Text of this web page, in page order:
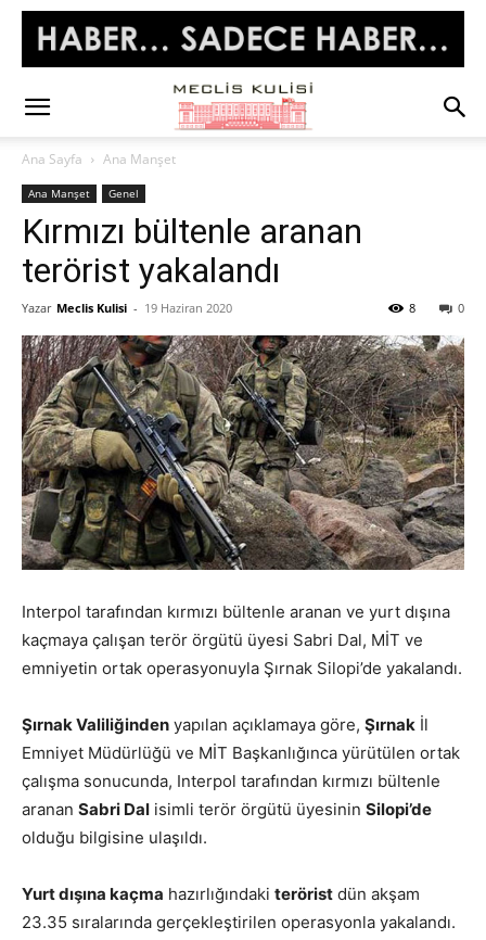
Ana Sayfa Ana Manşet
Ana Manşet Genel
Kırmızı bültenle aranan
terörist yakalandı
Yazar Meclis Kulisi - 19 Haziran 2020 0
8
Interpol tarafından kırmızı bültenle aranan ve yurt dışına
kaçmaya çalışan terör örgütü üyesi Sabri Dal, MİT ve
emniyetin ortak operasyonuyla Şırnak Silopi’de yakalandı.
Şırnak Valiliğinden yapılan açıklamaya göre, Şırnak İl
Emniyet Müdürlüğü ve MİT Başkanlığınca yürütülen ortak
çalışma sonucunda, Interpol tarafından kırmızı bültenle
aranan Sabri Dal isimli terör örgütü üyesinin Silopi’de
olduğu bilgisine ulaşıldı.
Yurt dışına kaçma hazırlığındaki terörist dün akşam
23.35 sıralarında gerçekleştirilen operasyonla yakalandı.